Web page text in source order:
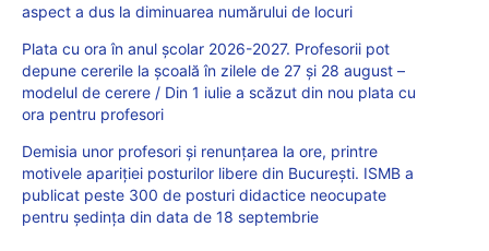
aspect a dus la diminuarea numărului de locuri
Plata cu ora în anul școlar 2026-2027. Profesorii pot
depune cererile la școală în zilele de 27 și 28 august –
modelul de cerere / Din 1 iulie a scăzut din nou plata cu
ora pentru profesori
Demisia unor profesori și renunțarea la ore, printre
motivele apariției posturilor libere din București. ISMB a
publicat peste 300 de posturi didactice neocupate
pentru ședința din data de 18 septembrie